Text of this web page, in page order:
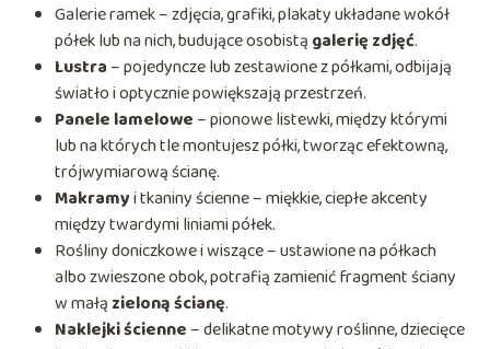
Galerie ramek – zdjęcia, grafiki, plakaty układane wokół
półek lub na nich, budujące osobistą galerię zdjęć.
Lustra – pojedyncze lub zestawione z półkami, odbijają
światło i optycznie powiększają przestrzeń.
Panele lamelowe – pionowe listewki, między którymi
lub na których tle montujesz półki, tworząc efektowną,
trójwymiarową ścianę.
Makramyi tkaniny ścienne – miękkie, ciepłe akcenty
między twardymi liniami półek.
Rośliny doniczkowe i wiszące – ustawione na półkach
albo zwieszone obok, potrafią zamienić fragment ściany
w małą zieloną ścianę.
Naklejki ścienne – delikatne motywy roślinne, dziecięce